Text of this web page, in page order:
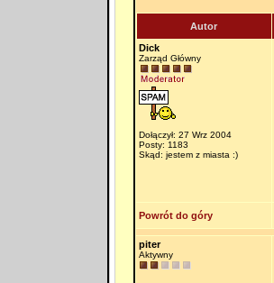
Autor
Dick
Zarząd Główny
Dołączył: 27 Wrz 2004
Posty: 1183
Skąd: jestem z miasta :)
Powrót do góry
piter
Aktywny